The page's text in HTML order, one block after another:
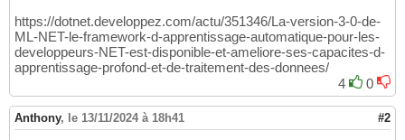
https://dotnet.developpez.com/actu/351346/La-version-3-0-de-
ML-NET-le-framework-d-apprentissage-automatique-pour-les-
developpeurs-NET-est-disponible-et-ameliore-ses-capacites-d-
apprentissage-profond-et-de-traitement-des-donnees/
4
0
Anthony, le 13/11/2024 à 18h41 #2